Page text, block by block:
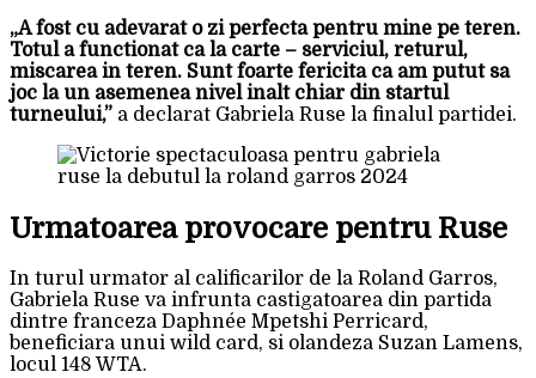
„A fost cu adevarat o zi perfecta pentru mine pe teren.
Totul a functionat ca la carte – serviciul, returul,
miscarea in teren. Sunt foarte fericita ca am putut sa
joc la un asemenea nivel inalt chiar din startul
turneului,” a declarat Gabriela Ruse la finalul partidei.
Urmatoarea provocare pentru Ruse
In turul urmator al calificarilor de la Roland Garros,
Gabriela Ruse va infrunta castigatoarea din partida
dintre franceza Daphnée Mpetshi Perricard,
beneficiara unui wild card, si olandeza Suzan Lamens,
locul 148 WTA.